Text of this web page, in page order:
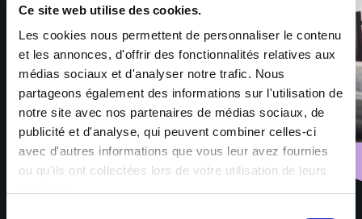
Ce site web utilise des cookies.
Les cookies nous permettent de personnaliser le contenu
et les annonces, d'offrir des fonctionnalités relatives aux
médias sociaux et d'analyser notre trafic. Nous
partageons également des informations sur l'utilisation de
notre site avec nos partenaires de médias sociaux, de
publicité et d'analyse, qui peuvent combiner celles-ci
avec d'autres informations que vous leur avez fournies
ou qu'ils ont collectées lors de votre utilisation de leurs